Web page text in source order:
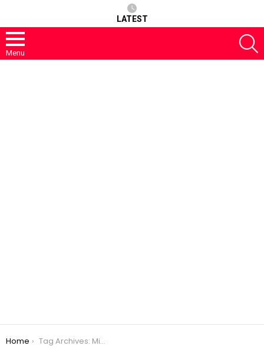
LATEST
Menu
You are here:
Home Tag Archives: Ministère des transports du Cameroun